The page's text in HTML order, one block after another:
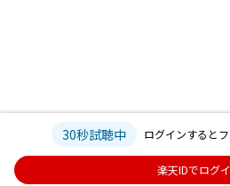
30秒試聴中 ログインすると
楽天IDでログ